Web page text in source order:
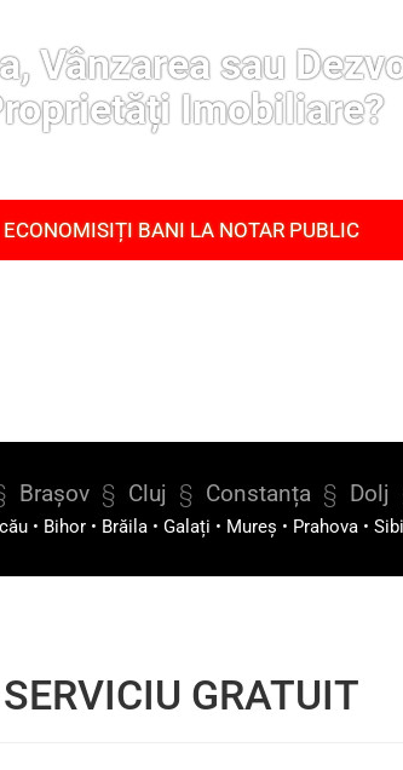
Vânzarea sau
Imobiliare?
ECONOMISIȚI BANI LA NOTAR PUBLIC
Brașov § Cluj § Constanța § Dolj
• Bihor• Brăila• Galați • Mureș • Prahova•
SERVICIU GRATUIT